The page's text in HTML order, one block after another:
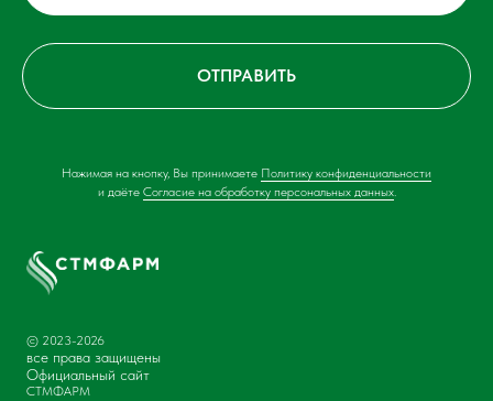
ОТПРАВИТЬ
Нажимая на кнопку, Вы принимаете Политику конфиденциальности
и даёте Согласие на обработку персональных данных.
© 2023-2026
все права защищены
Официальный сайт
СТМФАРМ